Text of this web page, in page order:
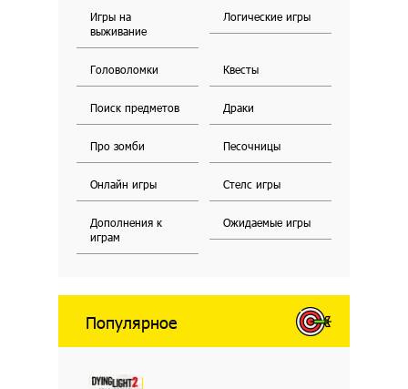
Игры на
выживание
Логические игры
Головоломки Квесты
Поиск предметов Драки
Про зомби Песочницы
Онлайн игры Стелс игры
Дополнения к
играм
Ожидаемые игры
Популярное